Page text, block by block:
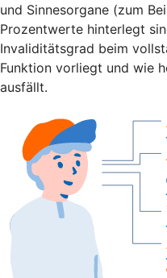
und Sinnesorgane (zum
Prozentwerte hinterlegt
Invaliditätsgrad beim
Funktion vorliegt und wie
ausfällt.